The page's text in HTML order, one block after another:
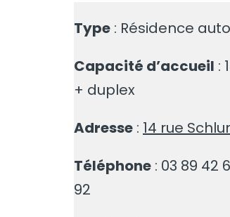
Type : Résidence
Capacité d’accueil :
+ duplex
Adresse : 14 rue
Téléphone : 03 89 42
92